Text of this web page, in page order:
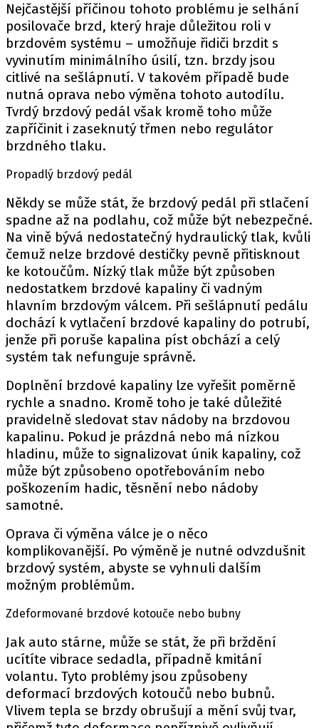
KONTAKT
VYDAVATEL
INZERCE
OSOBNÍ ÚDAJE / COOKIES
Provozovatelem serveru autoroad.cz je
Nejčastější příčinou tohoto problému je selhání
posilovače brzd, který hraje důležitou roli v
brzdovém systému – umožňuje řidiči brzdit s
vyvinutím minimálního úsilí, tzn. brzdy jsou
citlivé na sešlápnutí. V takovém případě bude
nutná oprava nebo výměna tohoto autodílu.
Tvrdý brzdový pedál však kromě toho může
zapříčinit i zaseknutý třmen nebo regulátor
brzdného tlaku.
Propadlý brzdový pedál
Někdy se může stát, že brzdový pedál při stlačení
spadne až na podlahu, což může být nebezpečné.
Na vině bývá nedostatečný hydraulický tlak, kvůli
čemuž nelze brzdové destičky pevně přitisknout
ke kotoučům. Nízký tlak může být způsoben
nedostatkem brzdové kapaliny či vadným
hlavním brzdovým válcem. Při sešlápnutí pedálu
dochází k vytlačení brzdové kapaliny do potrubí,
jenže při poruše kapalina píst obchází a celý
systém tak nefunguje správně.
Doplnění brzdové kapaliny lze vyřešit poměrně
rychle a snadno. Kromě toho je také důležité
pravidelně sledovat stav nádoby na brzdovou
kapalinu. Pokud je prázdná nebo má nízkou
hladinu, může to signalizovat únik kapaliny, což
může být způsobeno opotřebováním nebo
poškozením hadic, těsnění nebo nádoby
samotné.
Oprava či výměna válce je o něco
komplikovanější. Po výměně je nutné odvzdušnit
brzdový systém, abyste se vyhnuli dalším
možným problémům.
Zdeformované brzdové kotouče nebo bubny
Jak auto stárne, může se stát, že při brždění
ucítíte vibrace sedadla, případně kmitání
volantu. Tyto problémy jsou způsobeny
deformací brzdových kotoučů nebo bubnů.
Vlivem tepla se brzdy obrušují a mění svůj tvar,